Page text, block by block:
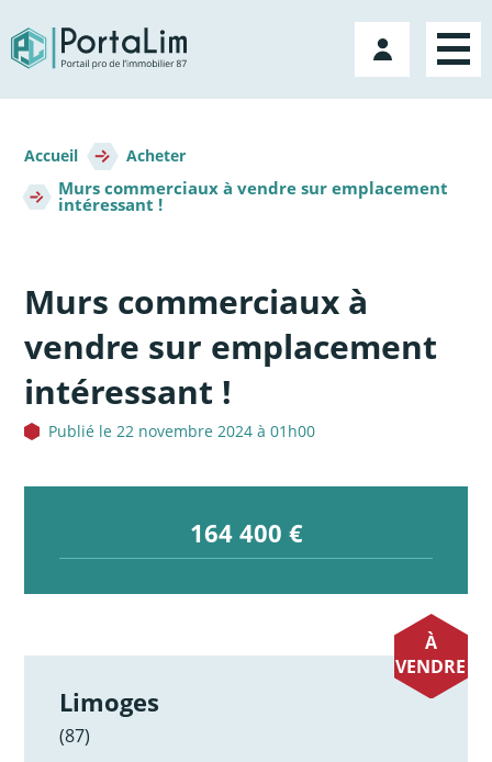
directement
au
contenu
Mon
compte
d'Ariane
Accueil Acheter
Murs commerciaux à vendre sur emplacement
intéressant !
Murs commerciaux à
vendre sur emplacement
intéressant !
Publié le 22 novembre 2024 à 01h00
164 400 €
À
VENDRE
Limoges
(87)